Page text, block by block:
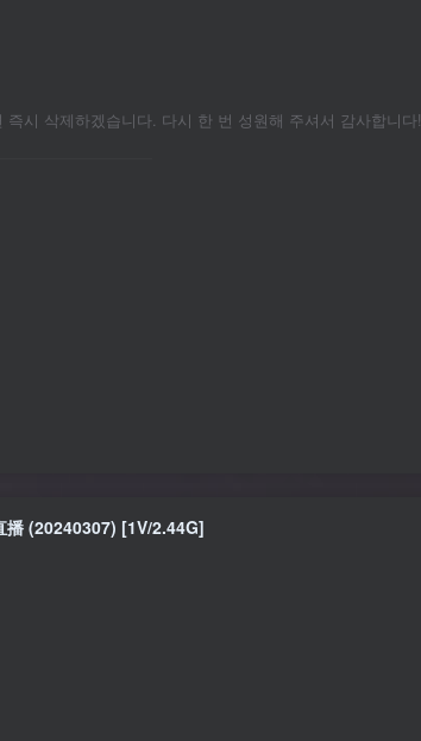
시 삭제하겠습니다. 다시 한 번 성원해 주셔서 감사합니다!
(20240307) [1V/2.44G]